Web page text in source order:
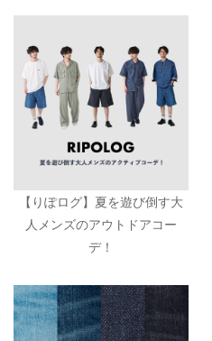
【りぽログ】夏を遊び倒す大
人メンズのアウトドアコー
デ！